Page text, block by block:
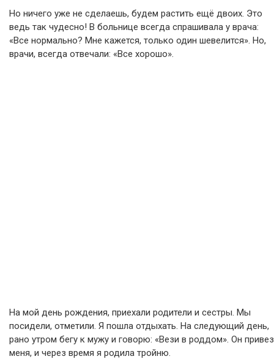
Но ничего уже не сделаешь, будем растить ещё двоих. Это
ведь так чудесно! В больнице всегда спрашивала у врача:
«Все нормально? Мне кажется, только один шевелится». Но,
врачи, всегда отвечали: «Все хорошо».
На мой день рождения, приехали родители и сестры. Мы
посидели, отметили. Я пошла отдыхать. На следующий день,
рано утром бегу к мужу и говорю: «Вези в роддом». Он привез
меня, и через время я родила тройню.